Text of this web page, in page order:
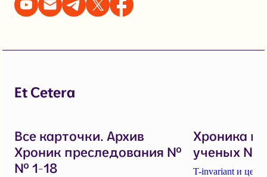
Et Cetera
Все карточки. Архив
Хроник преследования №
№ 1-18
Хроника
ученых №
T-invariant и